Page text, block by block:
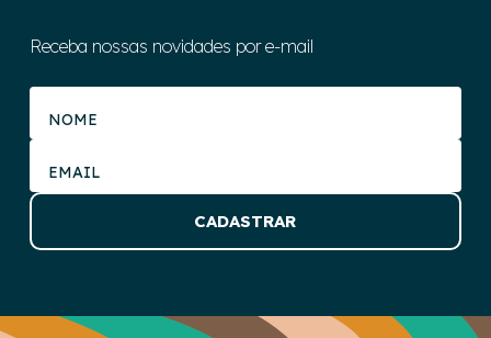
Receba nossas novidades por e-mail